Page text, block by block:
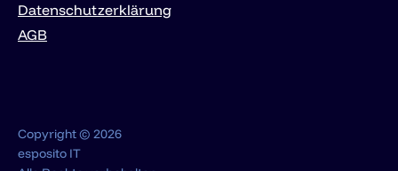
Datenschutzerklärung
AGB
Copyright © 2026
esposito IT